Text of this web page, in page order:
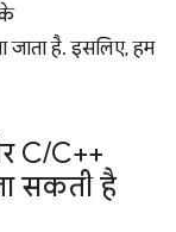
जाता है. इसलिए, हम
C/C++
सकती है